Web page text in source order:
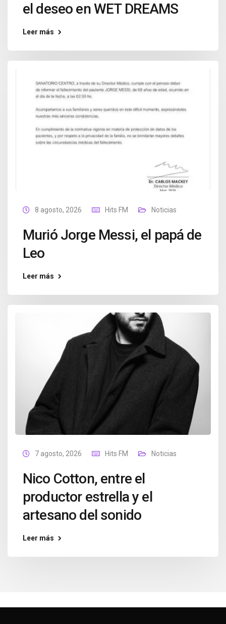
el deseo en WET DREAMS
Leer más
8 agosto, 2026 Hits FM Noticias
Murió Jorge Messi, el papá de
Leo
Leer más
7 agosto, 2026 Hits FM Noticias
Nico Cotton, entre el
productor estrella y el
artesano del sonido
Leer más